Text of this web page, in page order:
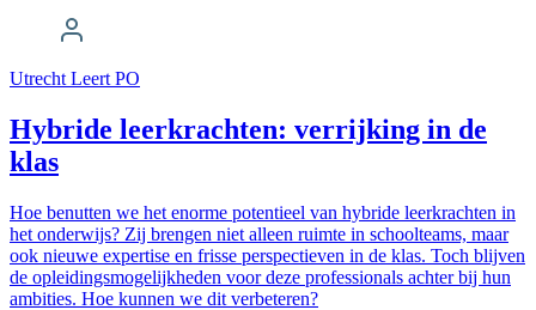
Utrecht Leert PO
Hybride leerkrachten: verrijking in de
klas
Hoe benutten we het enorme potentieel van hybride leerkrachten in
het onderwijs? Zij brengen niet alleen ruimte in schoolteams, maar
ook nieuwe expertise en frisse perspectieven in de klas. Toch blijven
de opleidingsmogelijkheden voor deze professionals achter bij hun
ambities. Hoe kunnen we dit verbeteren?